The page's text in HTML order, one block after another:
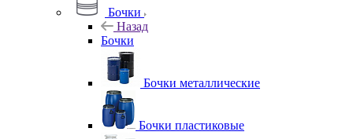
Бочки
Назад
Бочки
Бочки металлические
Бочки пластиковые